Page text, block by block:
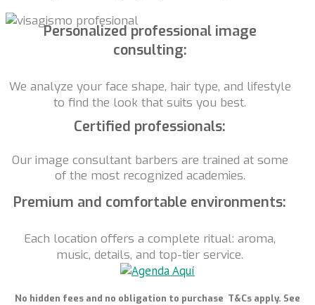
Personalized professional image
consulting:
We analyze your face shape, hair type, and lifestyle
to find the look that suits you best.
Certified professionals:
Our image consultant barbers are trained at some
of the most recognized academies.
Premium and comfortable environments:
Each location offers a complete ritual: aroma,
music, details, and top-tier service.
No hidden fees and no obligation to purchase T&Cs apply. See